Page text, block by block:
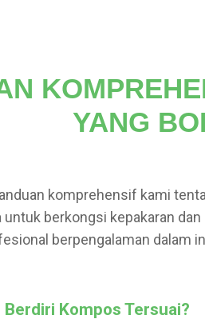
YANG
komprehensif kami
berkongsi kepakaran
berpengalaman dalam
Kompos Tersuai?